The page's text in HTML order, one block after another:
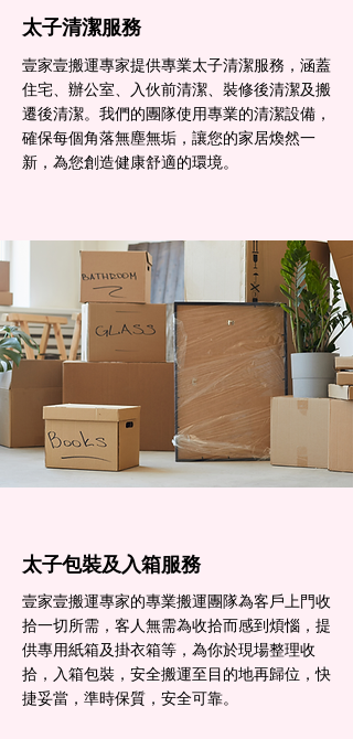
太子清潔服務
壹家壹搬運專家提供專業太子清潔服務，涵蓋
住宅、辦公室、入伙前清潔、裝修後清潔及搬
遷後清潔。我們的團隊使用專業的清潔設備，
確保每個角落無塵無垢，讓您的家居煥然一
新，為您創造健康舒適的環境。
太子包裝及入箱服務
壹家壹搬運專家的專業搬運團隊為客戶上門收
拾一切所需，客人無需為收拾而感到煩惱，提
供專用紙箱及掛衣箱等，為你於現場整理收
拾，入箱包裝，安全搬運至目的地再歸位，快
捷妥當，準時保質，安全可靠。